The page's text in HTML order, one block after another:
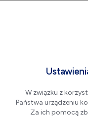
Centrum
Normalny z
W związku z
Państwa urządzeniu
Za ich pomocą